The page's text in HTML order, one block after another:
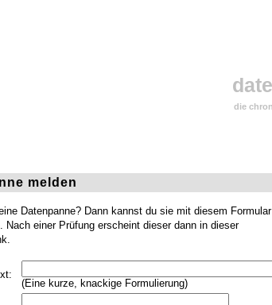
die
melden
Datenpanne? Dann kannst du sie mit diesem Formular
Nach einer Prüfung erscheint dieser dann in dieser
(Eine kurze, knackige Formulierung)